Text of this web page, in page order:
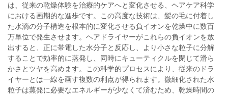
は、従来の乾燥体験を治療的ケアへと変化させる、ヘアケア科学
における画期的な進歩です。この高度な技術は、髪の毛に付着し
た水滴の分子構造を根本的に変化させる負イオンを乾燥中に数百
万単位で発生させます。ヘアドライヤーがこれらの負イオンを放
出すると、正に帯電した水分子と反応し、より小さな粒子に分解
することで効率的に蒸発し、同時にキューティクルを閉じて滑ら
かさとツヤを高めます。この科学的プロセスにより、従来のドラ
イヤーとは一線を画す複数の利点が得られます。微細化された水
粒子は蒸発に必要なエネルギーが少なくて済むため、乾燥時間の